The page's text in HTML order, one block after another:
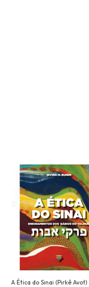
A Ética do Sinai (Pirkê Avot)